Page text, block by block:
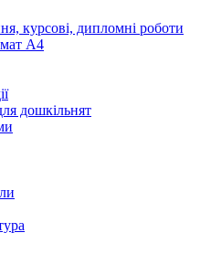
курсові, дипломні роботи
А4
дошкільнят